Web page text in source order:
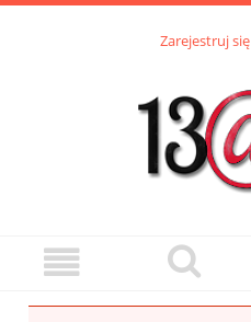
Zarejestruj się